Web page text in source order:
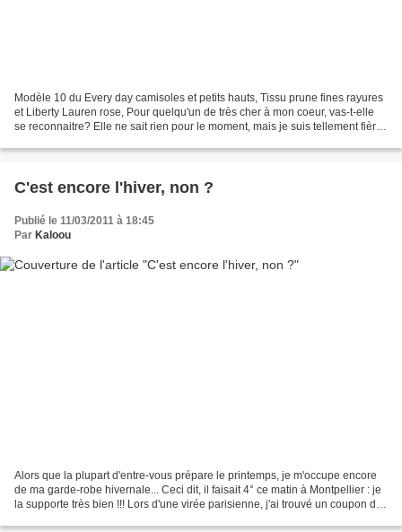
Modèle 10 du Every day camisoles et petits hauts, Tissu prune fines rayures
et Liberty Lauren rose, Pour quelqu'un de très cher à mon coeur, vas-t-elle
se reconnaitre? Elle ne sait rien pour le moment, mais je suis tellement fière
C'est encore l'hiver, non ?
Publié le 11/03/2011 à 18:45
Par Kaloou
Alors que la plupart d'entre-vous prépare le printemps, je m'occupe encore
de ma garde-robe hivernale... Ceci dit, il faisait 4° ce matin à Montpellier : je
la supporte très bien !!! Lors d'une virée parisienne, j'ai trouvé un coupon de